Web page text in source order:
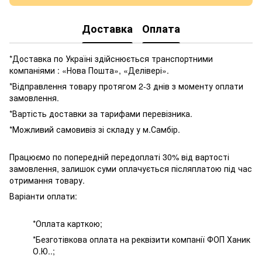
Доставка Оплата
*Доставка по Україні здійснюється транспортними
компаніями : «Нова Пошта», «Делівері».
*Відправлення товару протягом 2-3 днів з моменту оплати
замовлення.
*Вартість доставки за тарифами перевізника.
*Можливий самовивіз зі складу у м.Самбір.
Працюємо по попередній передоплаті 30% від вартості
замовлення, залишок суми оплачується післяплатою під час
отримання товару.
Варіанти оплати:
*Оплата карткою;
*Безготівкова оплата на реквізити компанії ФОП Ханик
О.Ю..;